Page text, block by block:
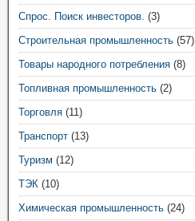
Спрос. Поиск инвесторов. (3)
Строительная промышленность (57)
Товары народного потребления (8)
Топливная промышленность (2)
Торговля (11)
Транспорт (13)
Туризм (12)
ТЭК (10)
Химическая промышленность (24)